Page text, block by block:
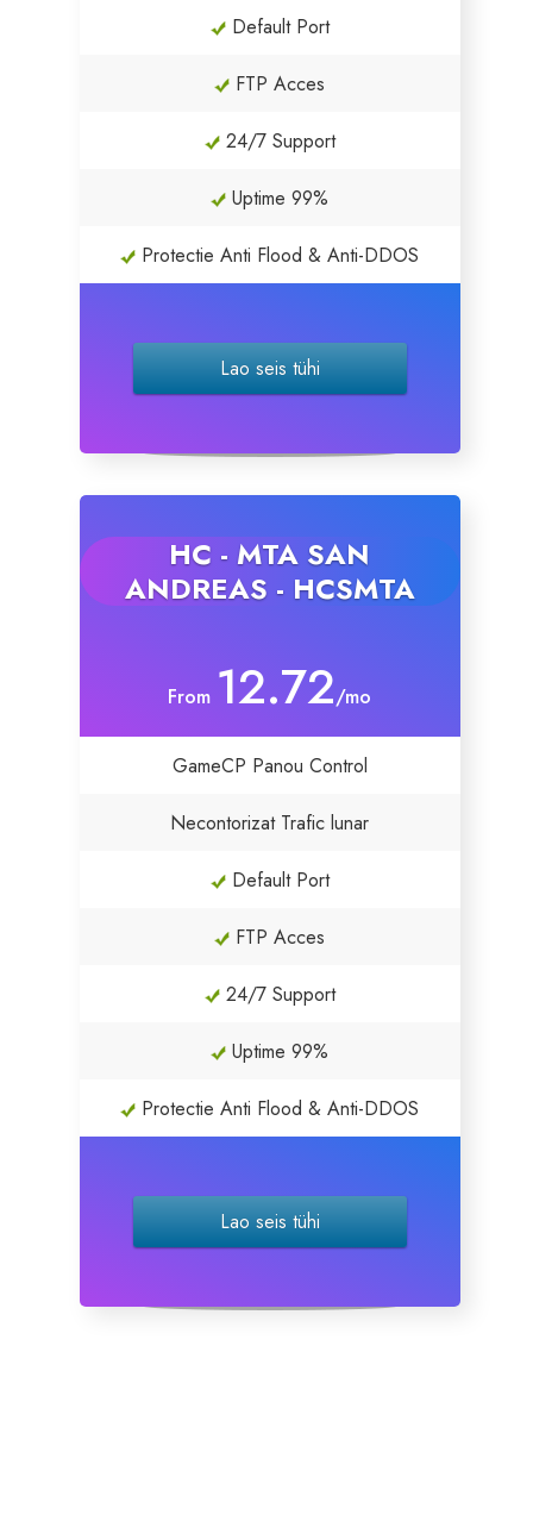
Licente WHMSonic
Servere Dedicate
SSL Certificates
Site Builder
Site & Server Monitoring
Default Port
FTP Acces
24/7 Support
Uptime 99%
Protectie Anti Flood & Anti-DDOS
Lao seis tühi
HC - MTA SAN
ANDREAS - HCSMTA
From 12.72/mo
GameCP Panou Control
Necontorizat Trafic lunar
Default Port
FTP Acces
24/7 Support
Uptime 99%
Protectie Anti Flood & Anti-DDOS
Lao seis tühi